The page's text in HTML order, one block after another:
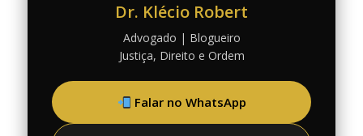
Dr. Klécio Robert
Advogado | Blogueiro
Justiça, Direito e Ordem
Falar no WhatsApp